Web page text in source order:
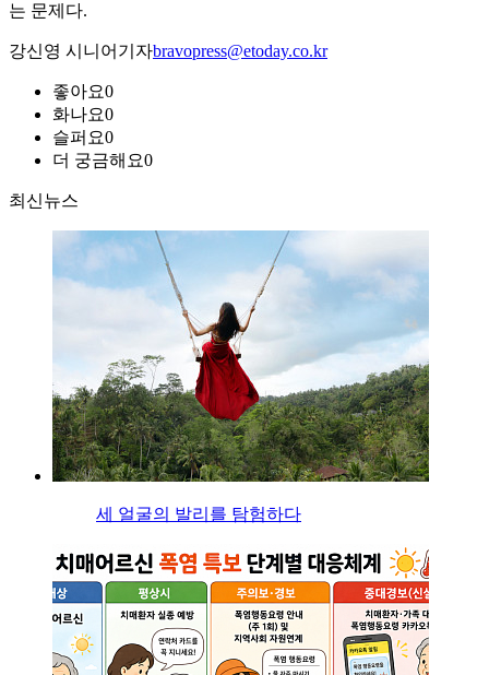
는 문제다.
강신영 시니어기자bravopress@etoday.co.kr
좋아요0
화나요0
슬퍼요0
더 궁금해요0
최신뉴스
세 얼굴의 발리를 탐험하다